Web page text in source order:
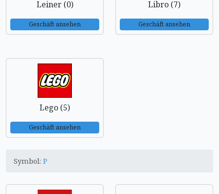
Leiner (0)
Geschäft ansehen
Libro (7)
Geschäft ansehen
Lego (5)
Geschäft ansehen
Symbol: P